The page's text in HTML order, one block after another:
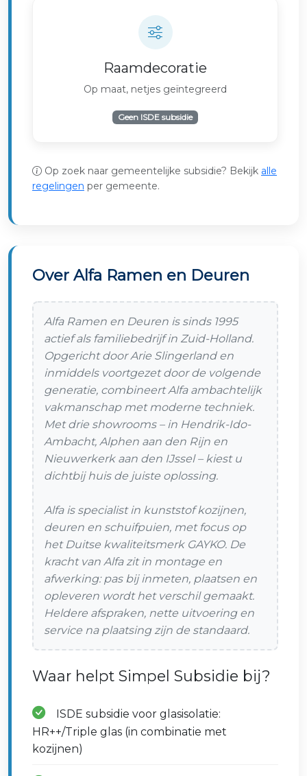
Raamdecoratie
Op maat, netjes geïntegreerd
Geen ISDE subsidie
Op zoek naar gemeentelijke subsidie? Bekijk alle
regelingen per gemeente.
Over Alfa Ramen en Deuren
Alfa Ramen en Deuren is sinds 1995
actief als familiebedrijf in Zuid-Holland.
Opgericht door Arie Slingerland en
inmiddels voortgezet door de volgende
generatie, combineert Alfa ambachtelijk
vakmanschap met moderne techniek.
Met drie showrooms – in Hendrik-Ido-
Ambacht, Alphen aan den Rijn en
Nieuwerkerk aan den IJssel – kiest u
dichtbij huis de juiste oplossing.
Alfa is specialist in kunststof kozijnen,
deuren en schuifpuien, met focus op
het Duitse kwaliteitsmerk GAYKO. De
kracht van Alfa zit in montage en
afwerking: pas bij inmeten, plaatsen en
opleveren wordt het verschil gemaakt.
Heldere afspraken, nette uitvoering en
service na plaatsing zijn de standaard.
Waar helpt Simpel Subsidie bij?
ISDE subsidie voor glasisolatie:
HR++/Triple glas (in combinatie met
kozijnen)